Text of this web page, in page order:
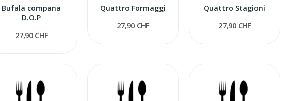
Bufala compana
D.O.P
27,90 CHF
Quattro Formaggi
27,90 CHF
Quattro Stagioni
27,90 CHF